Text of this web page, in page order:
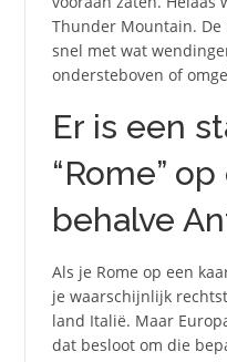
Thunder Mountain.
snel met wat
ondersteboven of
Er is een
“Rome”
behalve
Als je Rome op een
je waarschijnlijk
land Italië. Maar
dat besloot om die